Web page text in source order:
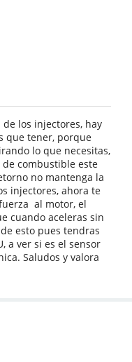
los injectores, hay
que tener, porque
lo que necesitas,
combustible este
no mantenga la
injectores, ahora te
al motor, el
cuando aceleras sin
esto pues tendras
a ver si es el sensor
Saludos y valora